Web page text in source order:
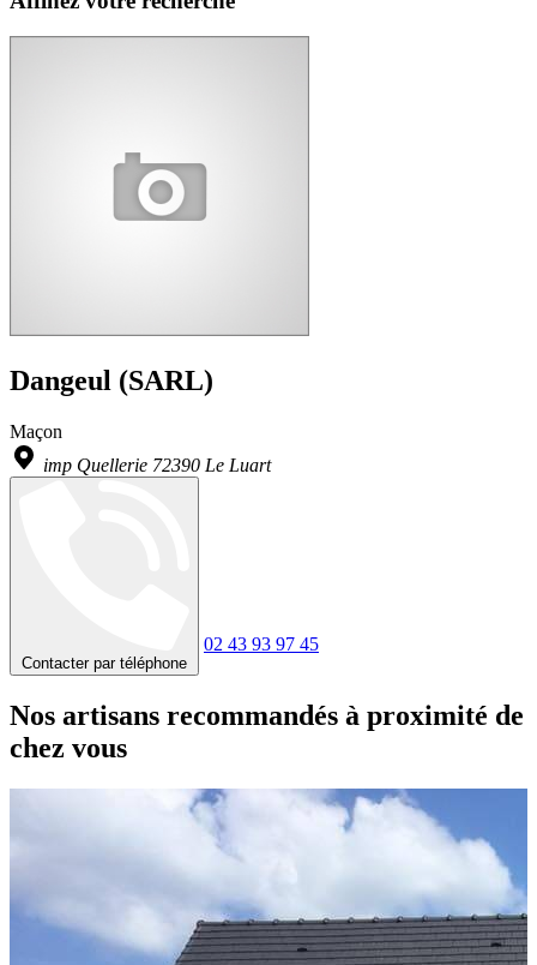
Dangeul (SARL)
Maçon
imp Quellerie 72390 Le Luart
Contacter par téléphone
02 43 93 97 45
Nos artisans recommandés à proximité de
chez vous